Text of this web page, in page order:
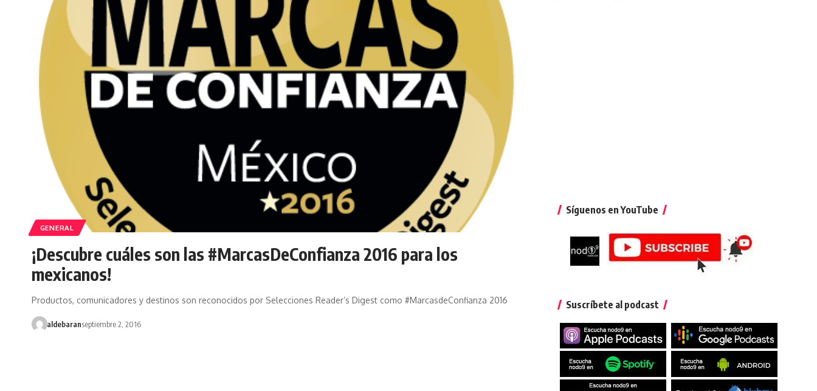
GENERAL
¡Descubre cuáles son las #MarcasDeConfianza 2016 para los
mexicanos!
Productos, comunicadores y destinos son reconocidos por Selecciones Reader’s Digest como #MarcasdeConfianza 2016
aldebaranseptiembre 2, 2016
Síguenos en YouTube
Suscríbete al podcast